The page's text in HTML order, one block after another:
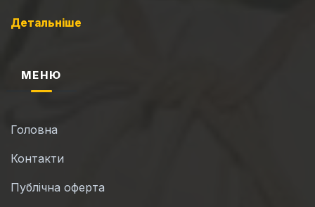
Детальніше
МЕНЮ
Головна
Контакти
Публічна оферта